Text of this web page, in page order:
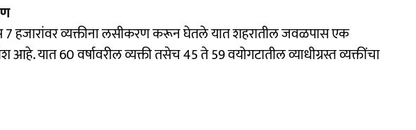
हजारांवर व्यक्तीना लसीकरण करून घेतले यात शहरातील जवळपास एक
आहे. यात 60 वर्षावरील व्यक्ती तसेच 45 ते 59 वयोगटातील व्याधीग्रस्त व्यक्तींचा